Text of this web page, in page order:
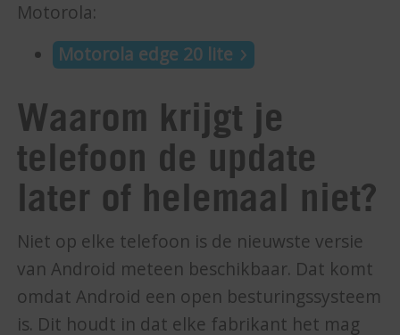
Motorola:
Motorola edge 20 lite
Waarom krijgt je
telefoon de update
later of helemaal niet?
Niet op elke telefoon is de nieuwste versie
van Android meteen beschikbaar. Dat komt
omdat Android een open besturingssysteem
is. Dit houdt in dat elke fabrikant het mag